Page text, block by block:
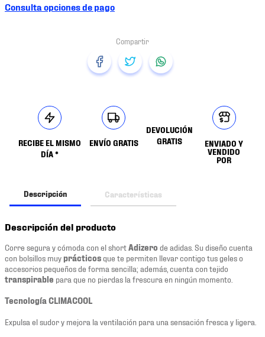
Consulta opciones de pago
RECIBE EL MISMO
DÍA *
ENVÍO GRATIS
DEVOLUCIÓN
GRATIS
ENVIADO Y
VENDIDO
POR
Descripción Características
Descripción del producto
Corre segura y cómoda con el shortAdizero de adidas. Su diseño cuenta
con bolsillos muyprácticosque te permiten llevar contigo tus geles o
accesorios pequeños de forma sencilla; además, cuenta con tejido
transpirable para que no pierdas la frescura en ningún momento.
Tecnología CLIMACOOL
Expulsa el sudor y mejora la ventilación para una sensación fresca y ligera.